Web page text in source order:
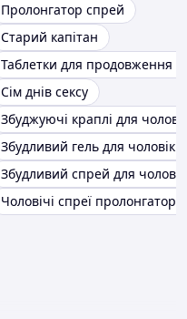
Пролонгатор спрей
Старий капітан
Таблетки для продовження
Сім днів сексу
Збуджуючі краплі для
Збудливий гель для чоловіків
Збудливий спрей для
Чоловічі спреї пролонгатори